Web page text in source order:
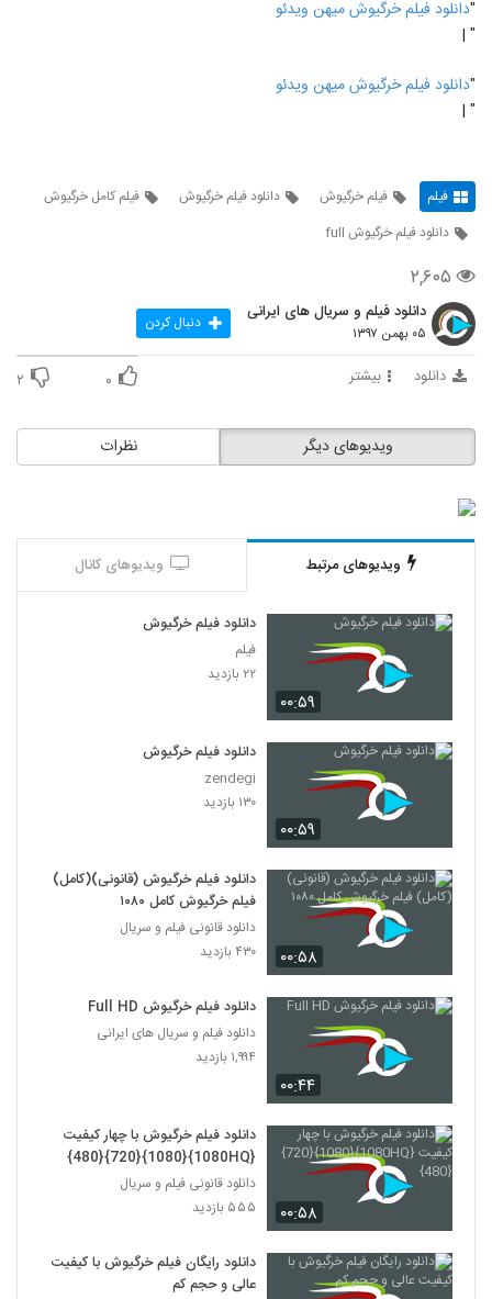
"دانلود فیلم خرگیوش میهن ویدئو
" |
"دانلود فیلم خرگیوش میهن ویدئو
" |
فیلم فیلم خرگیوش دانلود فیلم خرگیوش
فیلم کامل خرگیوش
دانلود فیلم خرگیوش full
۲,۶۰۵
دانلود فیلم و سریال های ایرانی
۰۵ بهمن ۱۳۹۷ دنبال کردن
دانلود بیشتر ۰ ۲
نظرات ویدیوهای دیگر
ویدیوهای مرتبط ویدیوهای کانال
۰۰:۵۹
دانلود فیلم خرگیوش
فیلم
۲۲ بازدید
۰۰:۵۹
دانلود فیلم خرگیوش
zendegi
۱۳۰ بازدید
۰۰:۵۸
دانلود فیلم خرگیوش (قانونی)(کامل)
فیلم خرگیوش کامل ۱۰۸۰
دانلود قانونی فیلم و سریال
۴۳۰ بازدید
۰۰:۴۴
دانلود فیلم خرگیوش Full HD
دانلود فیلم و سریال های ایرانی
۱,۹۹۴ بازدید
۰۰:۵۸
دانلود فیلم خرگیوش با چهار کیفیت
{1080HQ}{1080}{720}{480}
دانلود قانونی فیلم و سریال
۵۵۵ بازدید
دانلود رایگان فیلم خرگیوش با کیفیت
عالی و حجم کم